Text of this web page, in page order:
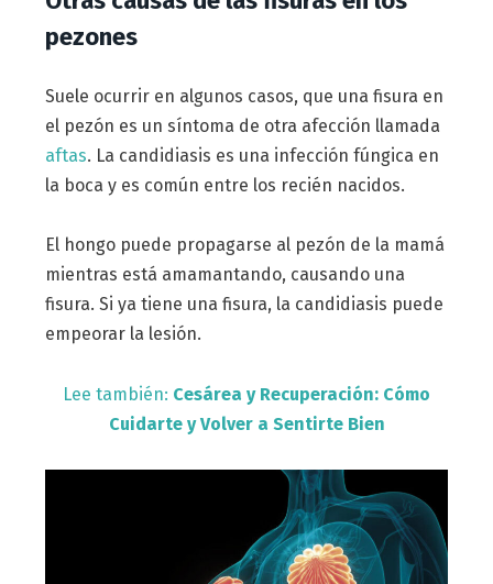
pezones
Suele ocurrir en algunos casos, que una fisura en
el pezón es un síntoma de otra afección llamada
aftas. La candidiasis es una infección fúngica en
la boca y es común entre los recién nacidos.
El hongo puede propagarse al pezón de la mamá
mientras está amamantando, causando una
fisura. Si ya tiene una fisura, la candidiasis puede
empeorar la lesión.
Lee también: Cesárea y Recuperación: Cómo
Cuidarte y Volver a Sentirte Bien